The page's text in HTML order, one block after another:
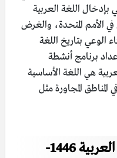
/ ديسمبر 1973 والمعني بإدخال اللغة العربية
الأمم المتحدة، والغرض
الوعي بتاريخ اللغة
برنامج أنشطة
هي اللغة الأساسية
المجاورة مثل
أهداف اليوم العالمي للغة العربية 1446-